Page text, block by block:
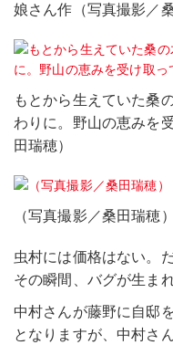
娘さん作（写真撮影／桑
もとから生えていた桑
わりに。野山の恵みを
田瑞穂）
（写真撮影／桑田瑞穂）
虫村には価格はない。
その瞬間、バグが生ま
中村さんが藤野に自邸
となりますが、中村さ